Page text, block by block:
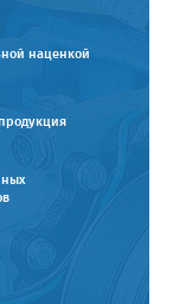
наценкой